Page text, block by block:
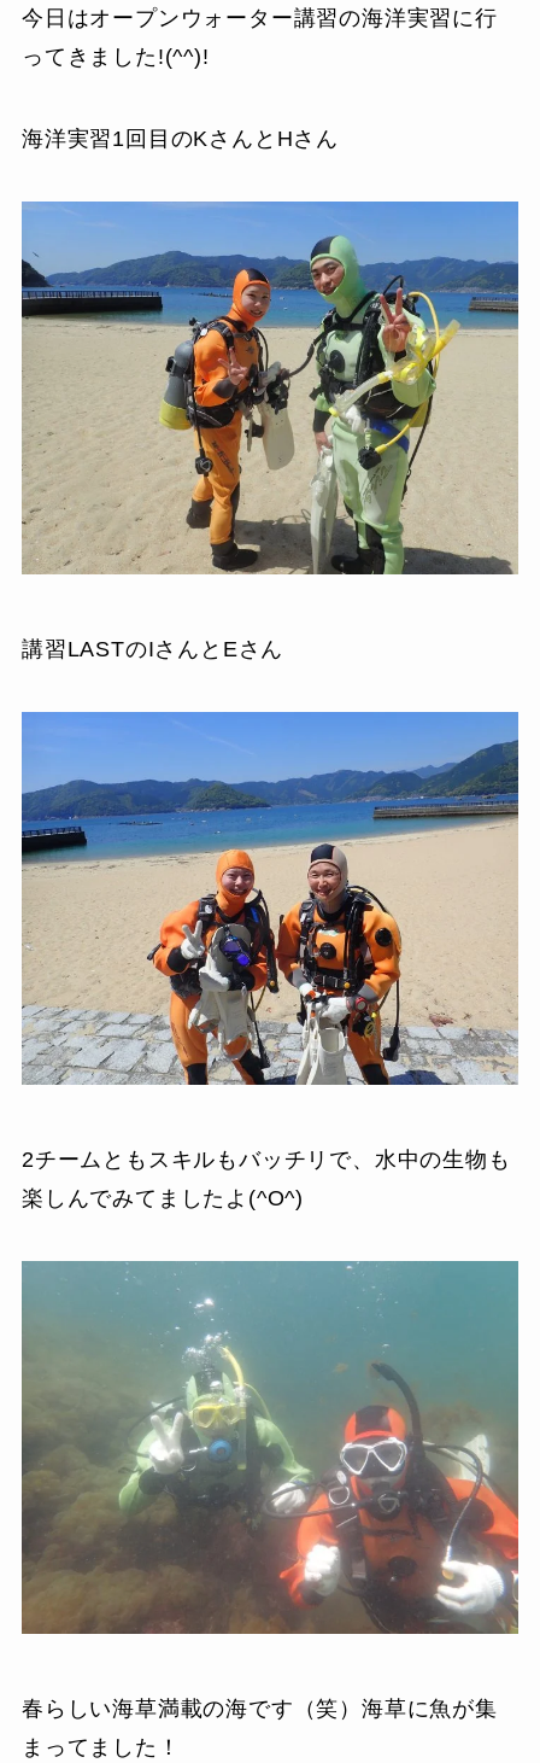
今日はオープンウォーター講習の海洋実習に行
ってきました!(^^)!
海洋実習1回目のKさんとHさん
講習LASTのIさんとEさん
2チームともスキルもバッチリで、水中の生物も
楽しんでみてましたよ(^O^)
春らしい海草満載の海です（笑）海草に魚が集
まってました！